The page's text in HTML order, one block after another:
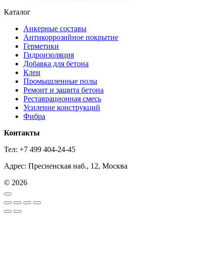
Каталог
Анкерные составы
Антикоррозийное покрытие
Герметики
Гидроизоляция
Добавка для бетона
Клеи
Промышленные полы
Ремонт и защита бетона
Реставрационная смесь
Усиление конструкций
Фибра
Контакты
Тел: +7 499 404-24-45
Адрес: Пресненская наб., 12, Москва
© 2026